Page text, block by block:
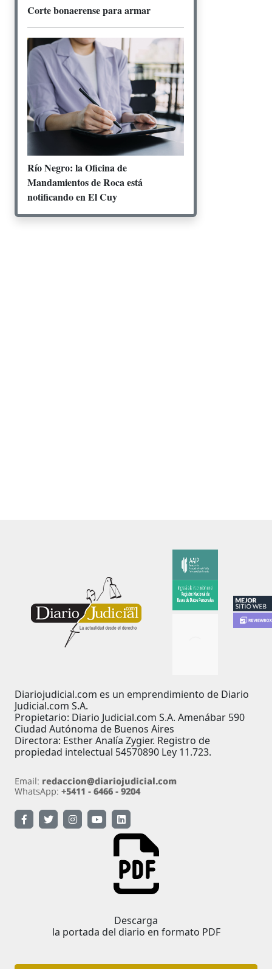
Corte bonaerense para armar
Río Negro: la Oficina de
Mandamientos de Roca está
notificando en El Cuy
Diariojudicial.com es un emprendimiento de Diario
Judicial.com S.A.
Propietario: Diario Judicial.com S.A. Amenábar 590
Ciudad Autónoma de Buenos Aires
Directora: Esther Analía Zygier. Registro de
propiedad intelectual 54570890 Ley 11.723.
Descarga
la portada del diario en formato PDF